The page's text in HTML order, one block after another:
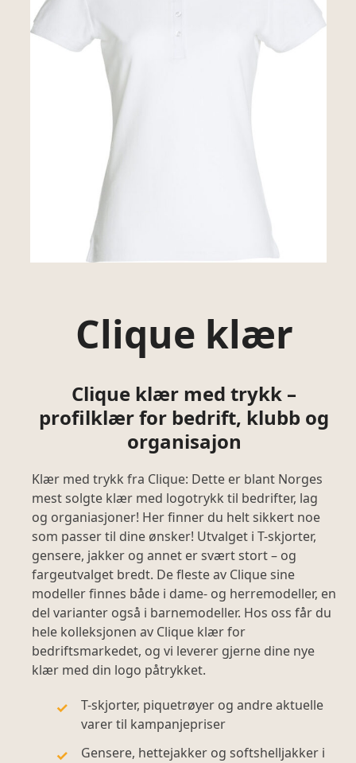
Clique klær
Clique klær med trykk –
profilklær for bedrift, klubb og
organisajon
Klær med trykk fra Clique: Dette er blant Norges
mest solgte klær med logotrykk til bedrifter, lag
og organiasjoner! Her finner du helt sikkert noe
som passer til dine ønsker! Utvalget i T-skjorter,
gensere, jakker og annet er svært stort – og
fargeutvalget bredt. De fleste av Clique sine
modeller finnes både i dame- og herremodeller, en
del varianter også i barnemodeller. Hos oss får du
hele kolleksjonen av Clique klær for
bedriftsmarkedet, og vi leverer gjerne dine nye
klær med din logo påtrykket.
T-skjorter, piquetrøyer og andre aktuelle
varer til kampanjepriser
Gensere, hettejakker og softshelljakker i